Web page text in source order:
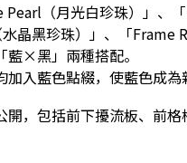
（月光白珍珠）」、
晶黑珍珠）」、「Frame
×黑」兩種搭配。
入藍色點綴，使藍色成為
開，包括前下擾流板、前